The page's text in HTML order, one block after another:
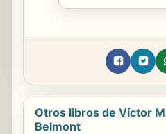
Otros libros de Víctor
Belmont